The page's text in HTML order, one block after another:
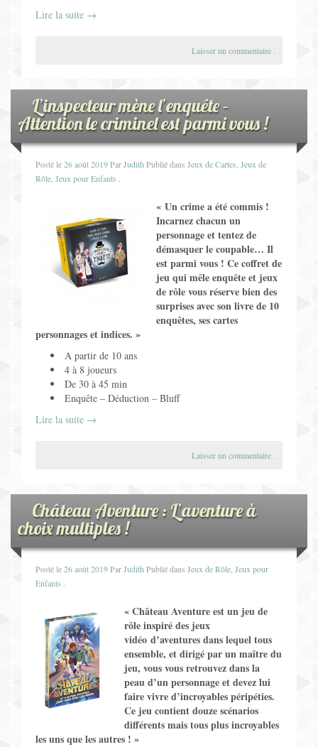
Lire la suite →
Laisser un commentaire
L’inspecteur mène l’enquête –
Attention le criminel est parmi vous !
Posté le26 août 2019ParJudith Publié dans Jeux de Cartes Jeux de
Rôle Jeux pour Enfants
« Un crime a été commis !
Incarnez chacun un
personnage et tentez de
démasquer le coupable… Il
est parmi vous ! Ce coffret de
jeu qui mêle enquête et jeux
de rôle vous réserve bien des
surprises avec son livre de 10
enquêtes, ses cartes
personnages et indices. »
A partir de 10 ans
4 à 8 joueurs
De 30 à 45 min
Enquête – Déduction – Bluff
Lire la suite →
Laisser un commentaire
Château Aventure : L’aventure à
choix multiples !
Posté le26 août 2019ParJudith Publié dans Jeux de Rôle Jeux pour
Enfants
« Château Aventure est un jeu de
rôle inspiré des jeux
vidéo d’aventures dans lequel tous
ensemble, et dirigé par un maître du
jeu, vous vous retrouvez dans la
peau d’un personnage et devez lui
faire vivre d’incroyables péripéties.
Ce jeu contient douze scénarios
différents mais tous plus incroyables
les uns que les autres ! »